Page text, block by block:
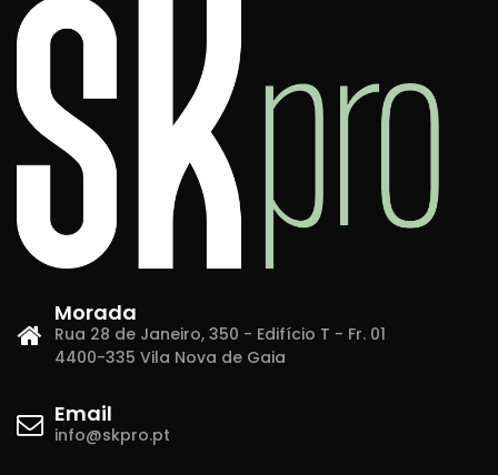
Morada
Rua 28 de Janeiro, 350 - Edifício T - Fr. 01
4400-335 Vila Nova de Gaia
Email
info@skpro.pt